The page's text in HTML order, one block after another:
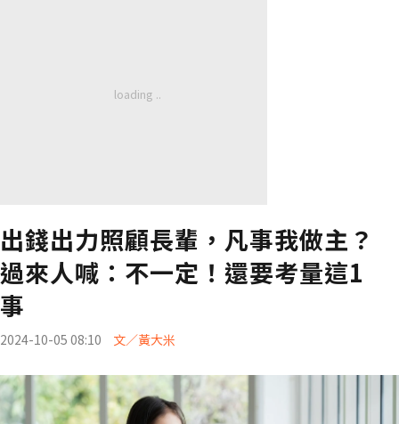
出錢出力照顧長輩，凡事我做主？
過來人喊：不一定！還要考量這1
事
2024-10-05 08:10 文／黃大米